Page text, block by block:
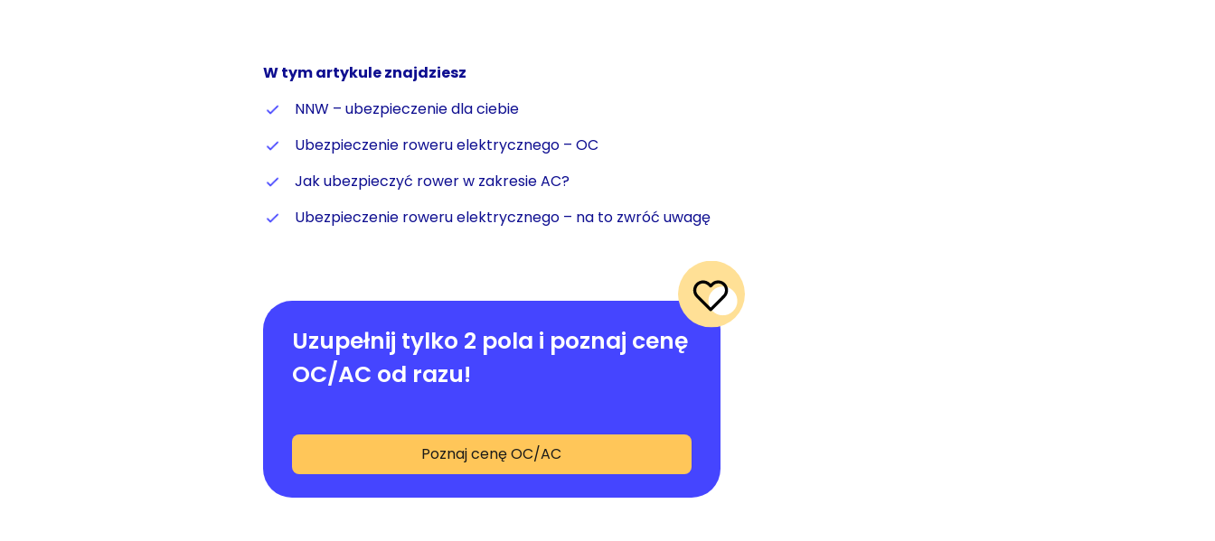
W tym artykule znajdziesz
NNW – ubezpieczenie dla ciebie
Ubezpieczenie roweru elektrycznego – OC
Jak ubezpieczyć rower w zakresie AC?
Ubezpieczenie roweru elektrycznego – na to zwróć uwagę
Uzupełnij tylko 2 pola i poznaj cenę
OC/AC od razu!
Poznaj cenę OC/AC